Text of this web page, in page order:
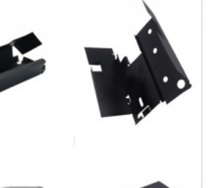
elétricos em equipamentos
e de consumo.O papel isolante da
apresenta excelente resistência
de água e alta tensão dielétrica,
uma variedade de papéis elétricos,
e peças moldadas por
tamanho de rolo jumbo para GK-
tamanho pequeno, bem como corte de
personalizado para aplicar em
como isolamento de transformadores,